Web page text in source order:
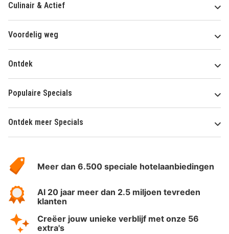
Culinair & Actief
Voordelig weg
Ontdek
Populaire Specials
Ontdek meer Specials
HotelSpecials
Meer dan 6.500 speciale hotelaanbiedingen
Al 20 jaar meer dan 2.5 miljoen tevreden
klanten
Creëer jouw unieke verblijf met onze 56
extra's